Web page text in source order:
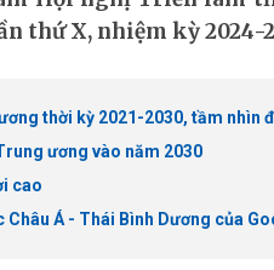
thứ X, nhiệm kỳ 2024-
thời kỳ 2021-2030, tầm nhìn
ương vào năm 2030
cao
Châu Á - Thái Bình Dương của